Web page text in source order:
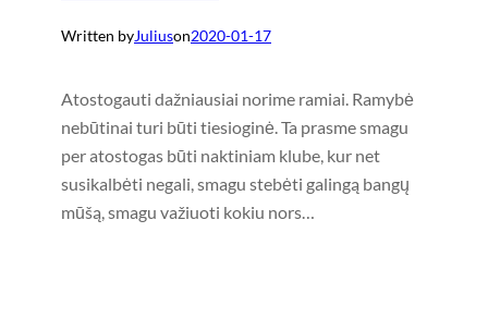
Written byJuliuson2020-01-17
Atostogauti dažniausiai norime ramiai. Ramybė
nebūtinai turi būti tiesioginė. Ta prasme smagu
per atostogas būti naktiniam klube, kur net
susikalbėti negali, smagu stebėti galingą bangų
mūšą, smagu važiuoti kokiu nors…